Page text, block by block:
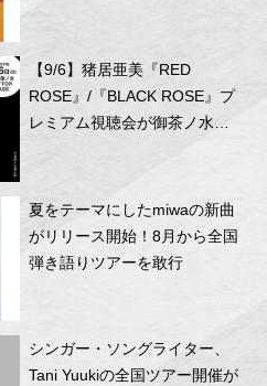
リリース！
【9/6】猪居亜美『RED
ROSE』/『BLACK ROSE』プ
レミアム視聴会が御茶ノ水
夏をテーマにしたmiwaの新曲
がリリース開始！8月から全国
弾き語りツアーを敢行
シンガー・ソングライター、
Tani Yuukiの全国ツアー開催が